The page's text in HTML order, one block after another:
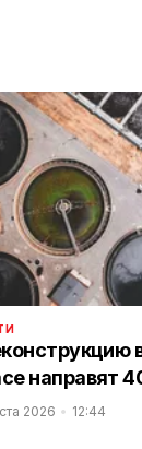
направят
2026 12:44